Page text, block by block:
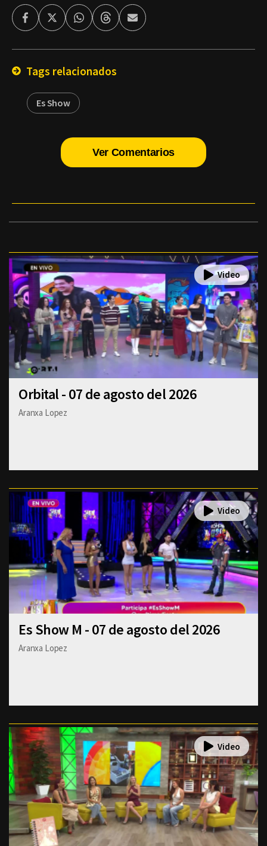
FacebookTwitterWhatsappThreadsEnviar
por
Tags relacionados
Es Show
Ver Comentarios
Orbital - 07 de agosto del 2026
Aranxa Lopez
Es Show M - 07 de agosto del 2026
Aranxa Lopez